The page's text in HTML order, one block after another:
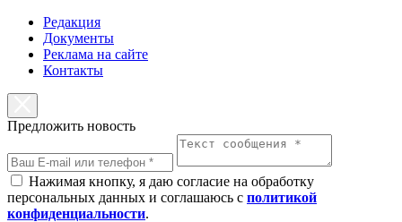
Редакция
Документы
Реклама на сайте
Контакты
Предложить новость
Нажимая кнопку, я даю согласие на обработку
персональных данных и соглашаюсь с политикой
конфиденциальности.